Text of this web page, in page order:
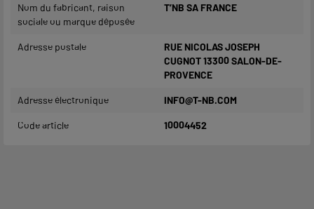
Nom du fabricant, raison
sociale ou marque déposée
T’NB SA FRANCE
Adresse postale
RUE NICOLAS JOSEPH
CUGNOT 13300 SALON-DE-
PROVENCE
Adresse électronique INFO@T-NB.COM
Code article 10004452